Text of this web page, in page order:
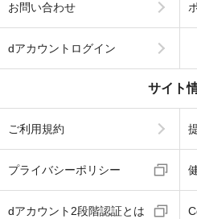
お問い合わせ
dアカウントログイン
サイト
ご利用規約
プライバシーポリシー
dアカウント2段階認証とは